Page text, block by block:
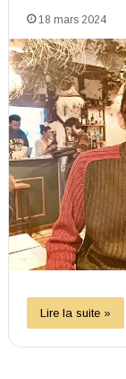
18 mars 2024
Lire la suite »